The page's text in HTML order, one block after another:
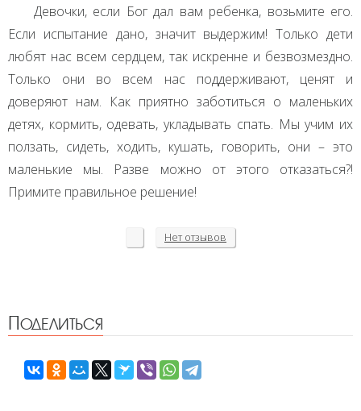
Девочки, если Бог дал вам ребенка, возьмите его.
Если испытание дано, значит выдержим! Только дети
любят нас всем сердцем, так искренне и безвозмездно.
Только они во всем нас поддерживают, ценят и
доверяют нам. Как приятно заботиться о маленьких
детях, кормить, одевать, укладывать спать. Мы учим их
ползать, сидеть, ходить, кушать, говорить, они – это
маленькие мы. Разве можно от этого отказаться?!
Примите правильное решение!
Нет отзывов
Поделиться